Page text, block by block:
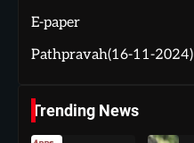
E-paper
Pathpravah(16-11-2024)
Trending News